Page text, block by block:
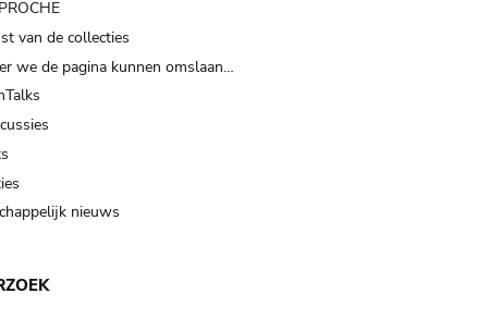
van de collecties
we de pagina kunnen omslaan…
nieuws